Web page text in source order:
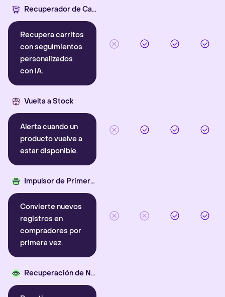
Recuperador de Carritos con IA
Recupera carritos
con seguimientos
personalizados
con IA.
Vuelta a Stock
Alerta cuando un
producto vuelve a
estar disponible.
Impulsor de Primera Compra
Convierte nuevos
registros en
compradores por
primera vez.
Recuperación de Navegación